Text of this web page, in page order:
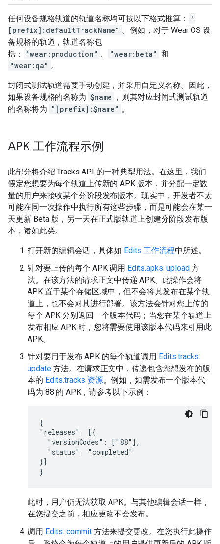
任何设备规格轨道的轨道名称均可按以下格式推算：
"
[prefix]:defaultTrackName" 。例如，对于 Wear OS 设
备规格的轨道，轨道名称包
括：
"wear:production" 、 "wear:beta" 和
"wear:qa" 。
封闭式测试轨道需要手动创建，并采用自定义名称。因此，
如果设备规格的名称为 $name
，则其对应封闭式测试轨道
的名称将为 "[prefix]:$name" 。
APK 工作流程示例
此部分将介绍 Tracks API 的一种典型用法。在这里，我们
假定您想要为每个轨道上传新的 APK 版本，并分配一定数
量的用户来接收某个分阶段发布版本。现实中，开发者不太
可能在同一次操作中执行所有这些步骤，而是可能会在某一
天更新 Beta 版，另一天在正式版轨道上创建分阶段发布版
本，诸如此类。
打开新的编辑会话，具体如 Edits 工作流程中所述。
针对要上传的每个 APK 调用 Edits.apks: upload 方
法。在该方法的请求正文中传递 APK。此操作会将
APK 置于某个存储区域中，但不会将其发布在某个轨
道上，也不会对其进行部署。该方法会针对您上传的
每个 APK 分别返回一个版本代码；当您在某个轨道上
发布相应 APK 时，您将需要使用该版本代码来引用此
APK。
针对要用于发布 APK 的每个轨道调用 Edits.tracks:
update 方法。在请求正文中，传递包含您想发布的版
本的 Edits.tracks 资源。例如，如需发布一个版本代
码为 88 的 APK，请参考以下示例：
{
"releases": [{
  "versionCodes": ["88"],
  "status": "completed"
}]
}
此时，用户仍无法获取 APK。与其他编辑会话一样，
在您提交之前，相应更改不会发布。
调用 Edits: commit 方法来提交更改。在您执行此操作